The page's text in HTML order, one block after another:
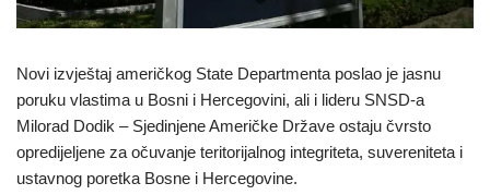
Novi izvještaj američkog State Departmenta poslao je jasnu
poruku vlastima u Bosni i Hercegovini, ali i lideru SNSD-a
Milorad Dodik – Sjedinjene Američke Države ostaju čvrsto
opredijeljene za očuvanje teritorijalnog integriteta, suvereniteta i
ustavnog poretka Bosne i Hercegovine.